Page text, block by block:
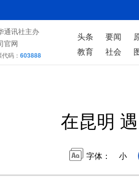
通讯社主办
官网
码： 603888
头条 要闻
教育
社会
在昆明
字体： 小